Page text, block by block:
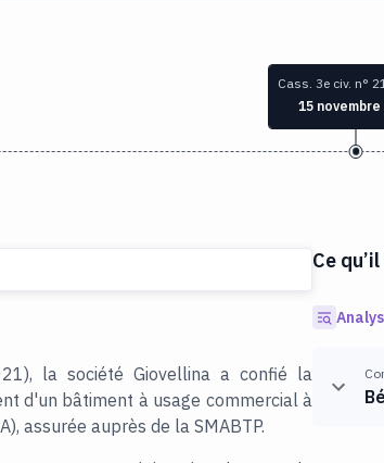
Cass. 3e civ. n°
15 novembre
la société Giovellina a confié la
d'un bâtiment à usage commercial à
assurée auprès de la SMABTP.
Ce